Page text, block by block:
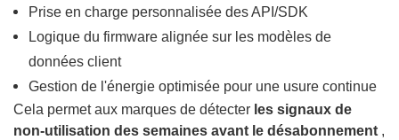
Prise en charge personnalisée des API/SDK
Logique du firmware alignée sur les modèles de
données client
Gestion de l'énergie optimisée pour une usure continue
Cela permet aux marques de détecter les signaux de
non-utilisation des semaines avant le désabonnement ,